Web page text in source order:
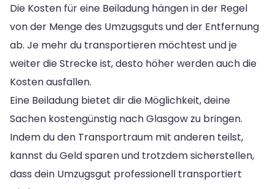
Die Kosten für eine Beiladung hängen in der Regel
von der Menge des Umzugsguts und der Entfernung
ab. Je mehr du transportieren möchtest und je
weiter die Strecke ist, desto höher werden auch die
Kosten ausfallen.
Eine Beiladung bietet dir die Möglichkeit, deine
Sachen kostengünstig nach Glasgow zu bringen.
Indem du den Transportraum mit anderen teilst,
kannst du Geld sparen und trotzdem sicherstellen,
dass dein Umzugsgut professionell transportiert